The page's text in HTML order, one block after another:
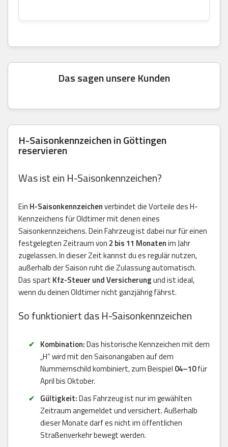
Das sagen unsere Kunden
H-Saisonkennzeichen in Göttingen
reservieren
Was ist ein H-Saisonkennzeichen?
Ein H-Saisonkennzeichenverbindet die Vorteile des H-
Kennzeichens für Oldtimer mit denen eines
Saisonkennzeichens. Dein Fahrzeug ist dabei nur für einen
festgelegten Zeitraum von 2 bis 11 Monatenim Jahr
zugelassen. In dieser Zeit kannst du es regulär nutzen,
außerhalb der Saison ruht die Zulassung automatisch.
Das spart Kfz-Steuer und Versicherungund ist ideal,
wenn du deinen Oldtimer nicht ganzjährig fährst.
So funktioniert das H-Saisonkennzeichen
Kombination:Das historische Kennzeichen mit dem
„H“ wird mit den Saisonangaben auf dem
Nummernschild kombiniert, zum Beispiel 04–10für
April bis Oktober.
Gültigkeit:Das Fahrzeug ist nur im gewählten
Zeitraum angemeldet und versichert. Außerhalb
dieser Monate darf es nicht im öffentlichen
Straßenverkehr bewegt werden.